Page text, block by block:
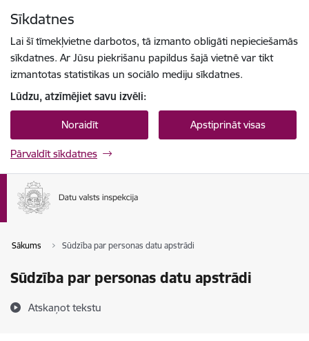
Sīkdatnes
Lai šī tīmekļvietne darbotos, tā izmanto obligāti nepieciešamās
sīkdatnes. Ar Jūsu piekrišanu papildus šajā vietnē var tikt
izmantotas statistikas un sociālo mediju sīkdatnes.
Lūdzu, atzīmējiet savu izvēli:
Noraidīt Apstiprināt visas
Pārvaldīt sīkdatnes
Sākums Sūdzība par personas datu apstrādi
Sūdzība par personas datu apstrādi
Atskaņot tekstu